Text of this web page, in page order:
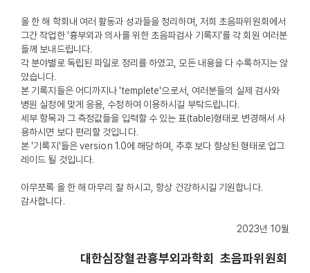
올 한 해 학회내 여러 활동과 성과들을 정리하며, 저희 초음파위원회에서
그간 작업한 '흉부외과 의사를 위한 초음파검사 기록지'를 각 회원 여러분
들께 보내드립니다.
각 분야별로 독립된 파일로 정리를 하였고, 모든 내용을 다 수록하지는 않
았습니다.
본 기록지들은 어디까지나 'templete'으로서, 여러분들의 실제 검사와
병원 실정에 맞게 응용, 수정하여 이용하시길 부탁드립니다.
세부 항목과 그 측정값들을 입력할 수 있는 표(table)형태로 변경해서 사
용하시면 보다 편리할 것입니다.
본 '기록지'들은 version 1.0에 해당하며, 추후 보다 향상된 형태로 업그
레이드 될 것입니다.
아무쪼록 올 한 해 마무리 잘 하시고, 항상 건강하시길 기원합니다.
감사합니다.
2023년 10월
대한심장혈관흉부외과학회 초음파위원회